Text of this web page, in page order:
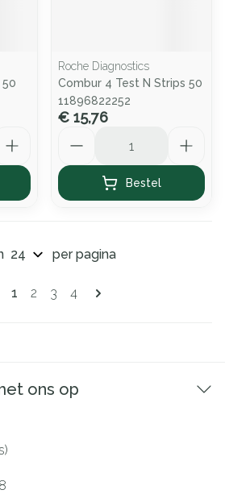
Roche Diagnostics
Combur 4 Test N Strips 50
11896822252
€ 15,76
Bestel
Pagina's
U lees momenteel pagina
1 Pagina
2 Pagina
3 Pagina
4
per pagina
ons op